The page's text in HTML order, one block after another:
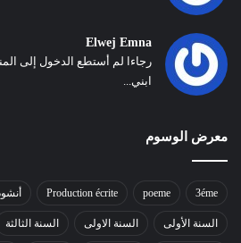
Elwej Emna
رجاءا لم أستطع الدخول إلى
ابني...
معرض الوسوم
3éme
poeme
Production écrite
السنة الأولى السنة الاولى السنة الثالثة